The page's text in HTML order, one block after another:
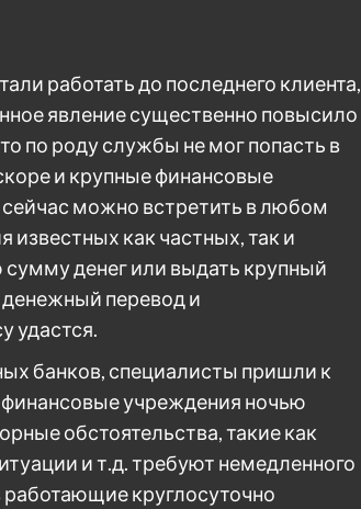
работать до последнего клиента,
явление существенно повысило
по роду службы не мог попасть в
и крупные финансовые
можно встретить в любом
как частных, так и
денег или выдать крупный
денежный перевод и
удастся.
банков, специалисты пришли к
учреждения ночью
обстоятельства, такие как
и т.д. требуют немедленного
круглосуточно